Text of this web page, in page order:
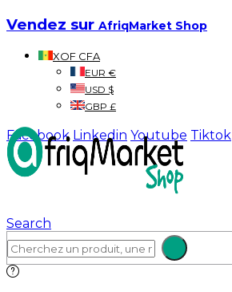
Vendez sur AfriqMarket Shop
XOF CFA
EUR €
USD $
GBP £
Facebook Linkedin Youtube Tiktok
Search